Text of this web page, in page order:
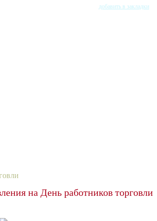
добавить в закладки
на День работников торговли